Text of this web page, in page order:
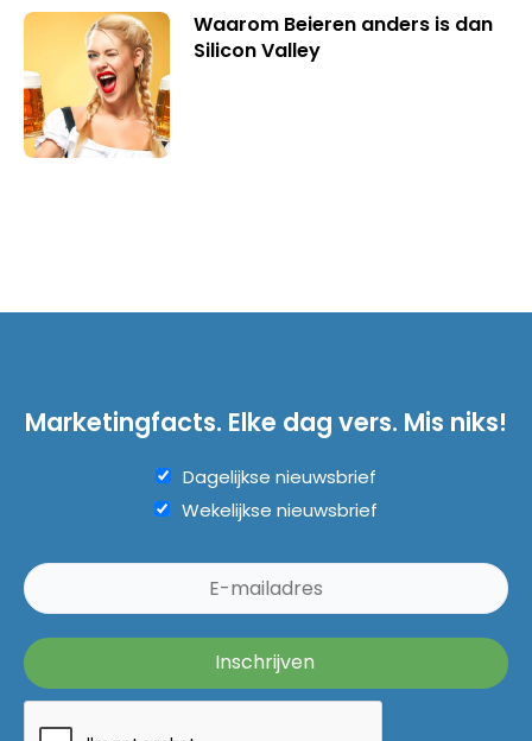
Waarom Beieren anders is dan
Silicon Valley
Marketingfacts. Elke dag vers. Mis niks!
Dagelijkse nieuwsbrief
Wekelijkse nieuwsbrief